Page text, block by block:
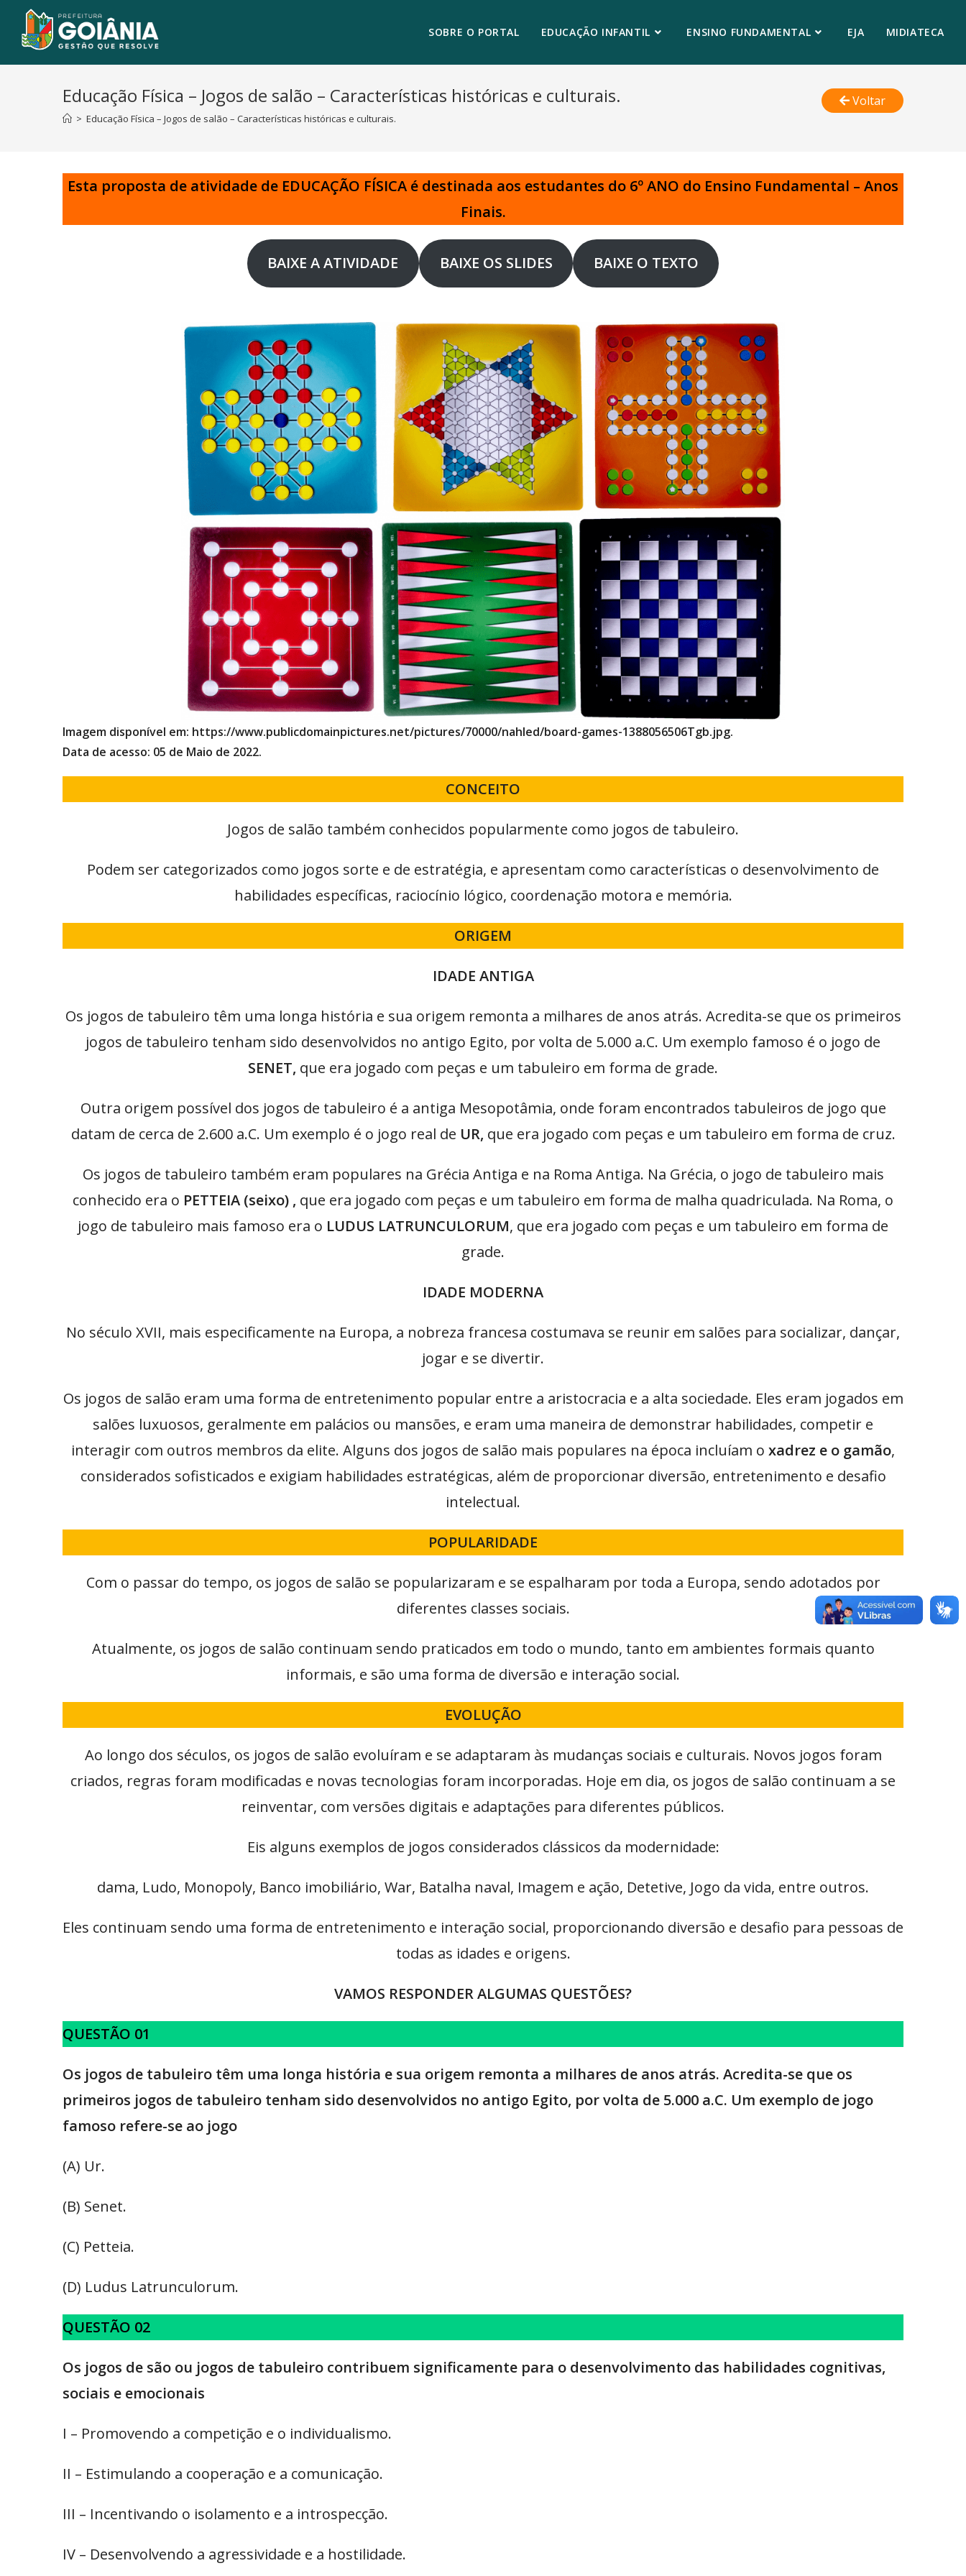
SOBRE O PORTAL EDUCAÇÃO INFANTIL ENSINO FUNDAMENTAL EJA MIDIATECA
Educação Física – Jogos de salão – Características históricas e culturais.
> Educação Física – Jogos de salão – Características históricas e culturais.
Voltar
Esta proposta de atividade de EDUCAÇÃO FÍSICA é destinada aos estudantes do 6º ANO do Ensino Fundamental – Anos
Finais.
BAIXE A ATIVIDADE BAIXE OS SLIDES BAIXE O TEXTO
Imagem disponível em: https://www.publicdomainpictures.net/pictures/70000/nahled/board-games-1388056506Tgb.jpg.
Data de acesso: 05 de Maio de 2022.
CONCEITO
Jogos de salão também conhecidos popularmente como jogos de tabuleiro.
Podem ser categorizados como jogos sorte e de estratégia, e apresentam como características o desenvolvimento de
habilidades específicas, raciocínio lógico, coordenação motora e memória.
ORIGEM
IDADE ANTIGA
Os jogos de tabuleiro têm uma longa história e sua origem remonta a milhares de anos atrás. Acredita-se que os primeiros
jogos de tabuleiro tenham sido desenvolvidos no antigo Egito, por volta de 5.000 a.C. Um exemplo famoso é o jogo de
SENET, que era jogado com peças e um tabuleiro em forma de grade.
Outra origem possível dos jogos de tabuleiro é a antiga Mesopotâmia, onde foram encontrados tabuleiros de jogo que
datam de cerca de 2.600 a.C. Um exemplo é o jogo real de UR, que era jogado com peças e um tabuleiro em forma de cruz.
Os jogos de tabuleiro também eram populares na Grécia Antiga e na Roma Antiga. Na Grécia, o jogo de tabuleiro mais
conhecido era o PETTEIA (seixo) , que era jogado com peças e um tabuleiro em forma de malha quadriculada. Na Roma, o
jogo de tabuleiro mais famoso era o LUDUS LATRUNCULORUM, que era jogado com peças e um tabuleiro em forma de
grade.
IDADE MODERNA
No século XVII, mais especificamente na Europa, a nobreza francesa costumava se reunir em salões para socializar, dançar,
jogar e se divertir.
Os jogos de salão eram uma forma de entretenimento popular entre a aristocracia e a alta sociedade. Eles eram jogados em
salões luxuosos, geralmente em palácios ou mansões, e eram uma maneira de demonstrar habilidades, competir e
interagir com outros membros da elite. Alguns dos jogos de salão mais populares na época incluíam o xadrez e o gamão,
considerados sofisticados e exigiam habilidades estratégicas, além de proporcionar diversão, entretenimento e desafio
intelectual.
POPULARIDADE
Com o passar do tempo, os jogos de salão se popularizaram e se espalharam por toda a Europa, sendo adotados por
diferentes classes sociais.
Atualmente, os jogos de salão continuam sendo praticados em todo o mundo, tanto em ambientes formais quanto
informais, e são uma forma de diversão e interação social.
EVOLUÇÃO
Ao longo dos séculos, os jogos de salão evoluíram e se adaptaram às mudanças sociais e culturais. Novos jogos foram
criados, regras foram modificadas e novas tecnologias foram incorporadas. Hoje em dia, os jogos de salão continuam a se
reinventar, com versões digitais e adaptações para diferentes públicos.
Eis alguns exemplos de jogos considerados clássicos da modernidade:
dama, Ludo, Monopoly, Banco imobiliário, War, Batalha naval, Imagem e ação, Detetive, Jogo da vida, entre outros.
Eles continuam sendo uma forma de entretenimento e interação social, proporcionando diversão e desafio para pessoas de
todas as idades e origens.
VAMOS RESPONDER ALGUMAS QUESTÕES?
QUESTÃO 01
Os jogos de tabuleiro têm uma longa história e sua origem remonta a milhares de anos atrás. Acredita-se que os
primeiros jogos de tabuleiro tenham sido desenvolvidos no antigo Egito, por volta de 5.000 a.C. Um exemplo de jogo
famoso refere-se ao jogo
(A) Ur.
(B) Senet.
(C) Petteia.
(D) Ludus Latrunculorum.
QUESTÃO 02
Os jogos de são ou jogos de tabuleiro contribuem significamente para o desenvolvimento das habilidades cognitivas,
sociais e emocionais
I – Promovendo a competição e o individualismo.
II – Estimulando a cooperação e a comunicação.
III – Incentivando o isolamento e a introspecção.
IV – Desenvolvendo a agressividade e a hostilidade.